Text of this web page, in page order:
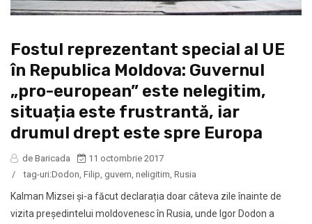
Fostul reprezentant special al UE
în Republica Moldova: Guvernul
„pro-european” este nelegitim,
situația este frustrantă, iar
drumul drept este spre Europa
de Baricada
11 octombrie 2017
/
tag-uri:Dodon Filip guvern neligitim Rusia
Kalman Mizsei și-a făcut declarația doar câteva zile înainte de
vizita președintelui moldovenesc în Rusia, unde Igor Dodon a